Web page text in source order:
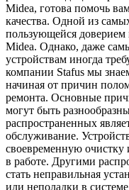
Midea, готова помочь
качества. Одной из
пользующейся доверием
Midea. Однако, даже
устройствам иногда
компании Stafus мы
начиная от причин
ремонта. Основные
могут быть
распространенных
обслуживание.
своевременную очистку
в работе. Другими
стать неправильная
или неполадки в